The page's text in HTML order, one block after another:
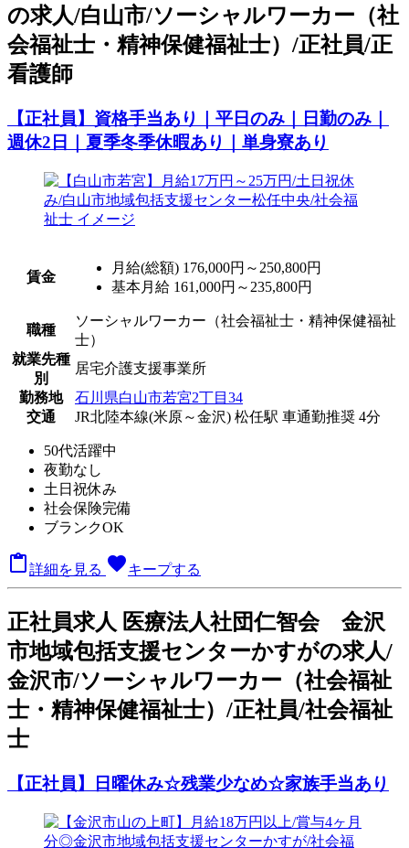
の求人/白山市/ソーシャルワーカー（社
会福祉士・精神保健福祉士）/正社員/正
看護師
【正社員】資格手当あり｜平日のみ｜日勤のみ｜
週休2日｜夏季冬季休暇あり｜単身寮あり
賃金
月給(総額) 176,000円～250,800円
基本月給 161,000円～235,800円
職種
ソーシャルワーカー（社会福祉士・精神保健福祉
士）
就業先種
別
居宅介護支援事業所
勤務地
石川県白山市若宮2丁目34
交通
JR北陸本線(米原～金沢) 松任駅 車通勤推奨 4分
50代活躍中
夜勤なし
土日祝休み
社会保険完備
ブランクOK
詳細を見る favoriteキープする
正社員求人 医療法人社団仁智会 金沢
市地域包括支援センターかすがの求人/
金沢市/ソーシャルワーカー（社会福祉
士・精神保健福祉士）/正社員/社会福祉
士
【正社員】日曜休み☆残業少なめ☆家族手当あり